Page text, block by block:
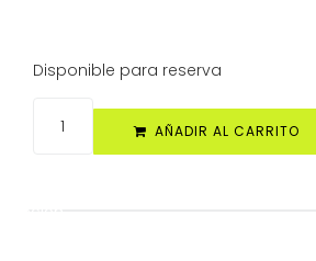
Disponible para reserva
AÑADIR AL CARRITO